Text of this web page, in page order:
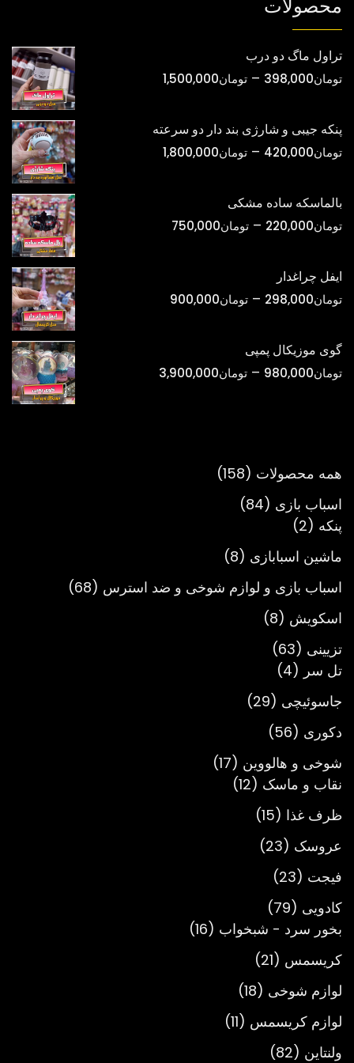
محصولات
تراول ماگ دو درب
تومان398,000
– تومان1,500,000محدوده
پنکه جیبی و شارژی بند دار دو سرعته
تومان420,000
– تومان1,800,000محدوده
تومان420,000
بالماسکه ساده مشکی
تومان220,000
– تومان750,000
تومان750,000
ایفل چراغدار
تومان298,000
– تومان900,000
تومان900,000
گوی موزیکال پمپی
تومان980,000
– تومان3,900,000
همه محصولات
158
158
اسباب بازی 84
84
پنکه 2
2
محصول
ماشین اسبابازی 8
8
اسباب بازی و لوازم شوخی و ضد استرس 68
68
اسکویش 8
8
تزیینی 63
63
محصول
تل سر 4
4
محصول
جاسوئیچی 29
29
دکوری 56
56
محصول
شوخی و هالووین 17
17
نقاب و ماسک 12
12
ظرف غذا 15
15
محصول
عروسک 23
23
فیجت 23
23
محصول
کادویی 79
79
محصول
بخور سرد - شبخواب 16
16
کریسمس 21
21
محصول
لوازم شوخی 18
18
محصول
لوازم کریسمس 11
11
ولنتاین 82
82